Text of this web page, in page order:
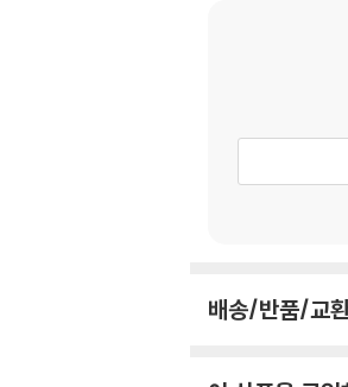
배송/반품/교